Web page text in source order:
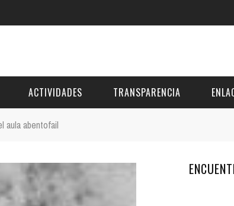
ACTIVIDADES
OTRAS ACTIVIDADES DE ÁMBITO COMARCAL Y PROVINCIAL
TRANSPARENCIA
REUNIONES Y ACUERDOS DEL
aula abentofail